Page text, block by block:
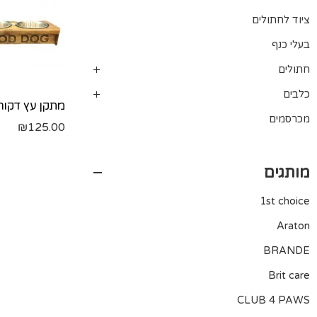
₪125.00
ציוד לחתולים
בעלי כנף
חתולים
כלבים
מכרסמים
מותגים
1st choice
Araton
BRANDE
Brit care
CLUB 4 PAWS